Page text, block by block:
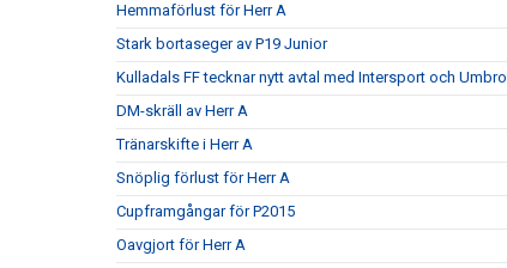
Hemmaförlust för Herr A
Stark bortaseger av P19 Junior
Kulladals FF tecknar nytt avtal med Intersport och Umbro
DM-skräll av Herr A
Tränarskifte i Herr A
Snöplig förlust för Herr A
Cupframgångar för P2015
Oavgjort för Herr A